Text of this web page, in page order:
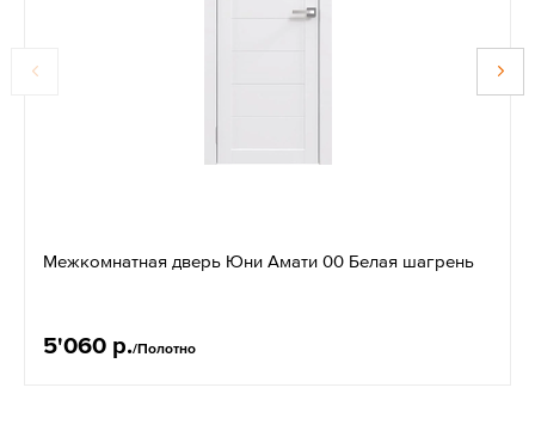
Межкомнатная дверь Юни Амати 00 Белая шагрень
5'060 р./Полотно